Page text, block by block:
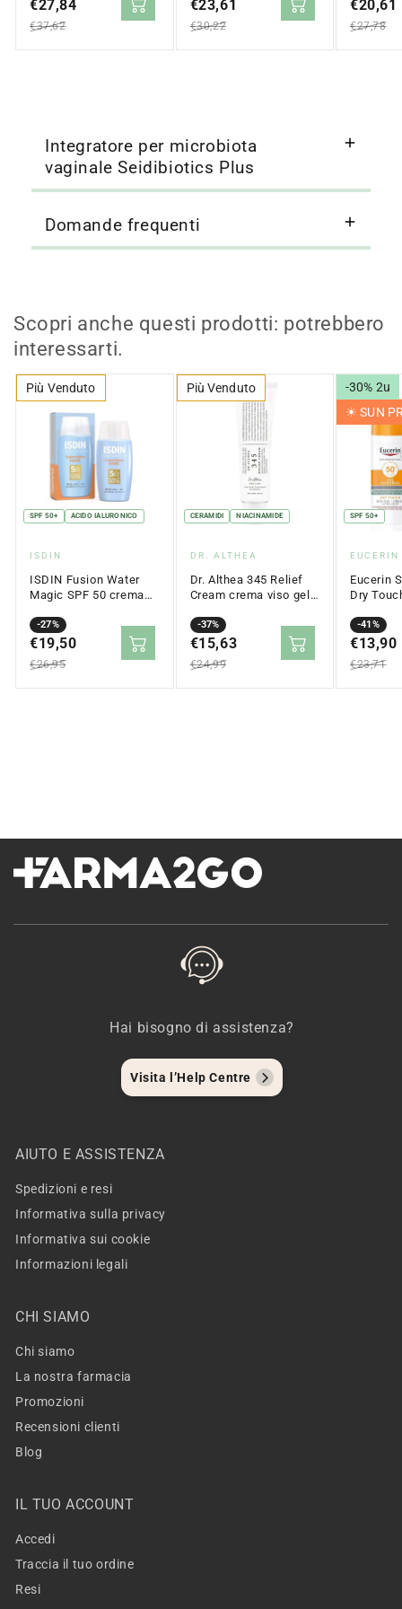
€27,84
€37,62
€23,61
€30,22
€20,61
€27,78
Integratore per microbiota
vaginale Seidibiotics Plus
Domande frequenti
Scopri anche questi prodotti: potrebbero
interessarti.
Più Venduto
SPF 50+ ACIDO IALURONICO
Fornitore:
ISDIN
ISDIN Fusion Water
Magic SPF 50 crema
opacizzante 50 ml
-27%
Prezzo
in
saldo
€19,50
Prezzo
normale
€26,95
Più Venduto
CERAMIDI NIACINAMIDE
Fornitore:
DR. ALTHEA
Dr. Althea 345 Relief
Cream crema viso gel
-37%
Prezzo
in
saldo
€15,63
Prezzo
normale
€24,99
-30% 2u
☀︎ SUN
SPF 50+
EUCERIN
Eucerin
Dry
grassa
-41%
Prezzo
in
saldo
€13,90
Prezzo
normale
€23,71
Hai bisogno di assistenza?
Visita l’Help Centre
AIUTO E ASSISTENZA
Spedizioni e resi
Informativa sulla privacy
Informativa sui cookie
Informazioni legali
CHI SIAMO
Chi siamo
La nostra farmacia
Promozioni
Recensioni clienti
Blog
IL TUO ACCOUNT
Accedi
Traccia il tuo ordine
Resi